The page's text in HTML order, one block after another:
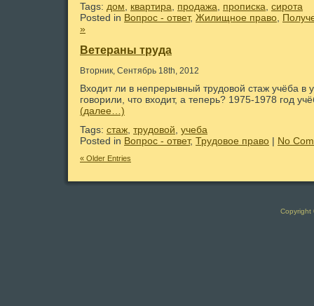
Tags: дом, квартира, продажа, прописка, сирота
Posted in Вопрос - ответ, Жилищное право,
»
Ветераны труда
Вторник, Сентябрь 18th, 2012
Входит ли в непрерывный трудовой стаж учёба в
говорили, что входит, а теперь? 1975-1978 год
(далее…)
Tags: стаж, трудовой, учеба
Posted in Вопрос - ответ, Трудовое право | No
« Older Entries